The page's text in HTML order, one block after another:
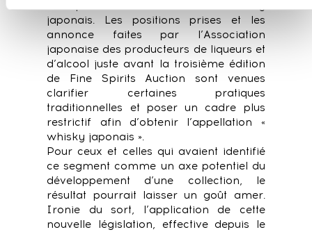
japonais. Les positions prises et les
annonce faites par l’Association
japonaise des producteurs de liqueurs et
d’alcool juste avant la troisième édition
de Fine Spirits Auction sont venues
clarifier certaines pratiques
traditionnelles et poser un cadre plus
restrictif afin d’obtenir l’appellation «
whisky japonais ».
Pour ceux et celles qui avaient identifié
ce segment comme un axe potentiel du
développement d’une collection, le
résultat pourrait laisser un goût amer.
Ironie du sort, l’application de cette
nouvelle législation, effective depuis le